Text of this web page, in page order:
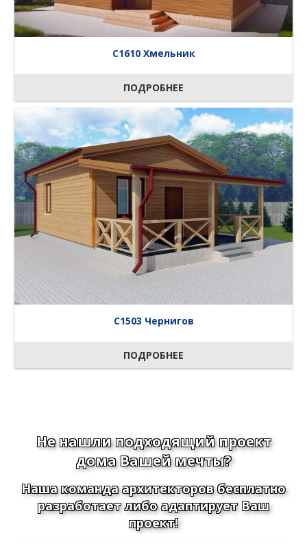
C1610 Хмельник
ПОДРОБНЕЕ
C1503 Чернигов
ПОДРОБНЕЕ
Не нашли подходящий проект
дома Вашей мечты?
Наша команда архитекторов бесплатно
разработает либо адаптирует Ваш
проект!